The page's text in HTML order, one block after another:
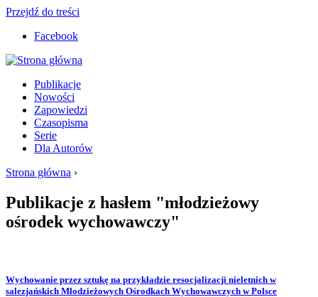
Przejdź do treści
Facebook
Publikacje
Nowości
Zapowiedzi
Czasopisma
Serie
Dla Autorów
Strona główna ›
Publikacje z hasłem "młodzieżowy
ośrodek wychowawczy"
Wychowanie przez sztukę na przykładzie resocjalizacji nieletnich w
salezjańskich Młodzieżowych Ośrodkach Wychowawczych w Polsce